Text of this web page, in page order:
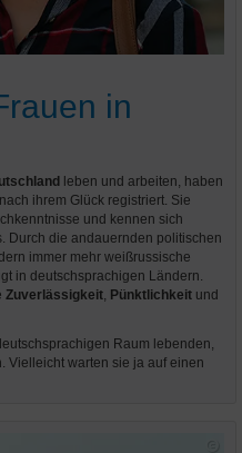
in
leben und arbeiten, haben
ihrem Glück registriert. Sie
und kennen sich
Durch die andauernden politischen
immer mehr weißrussische
in deutschsprachigen Ländern.
Zuverlässigkeit Pünktlichkeit und
Raum lebenden,
Vielleicht warten sie ja auf einen